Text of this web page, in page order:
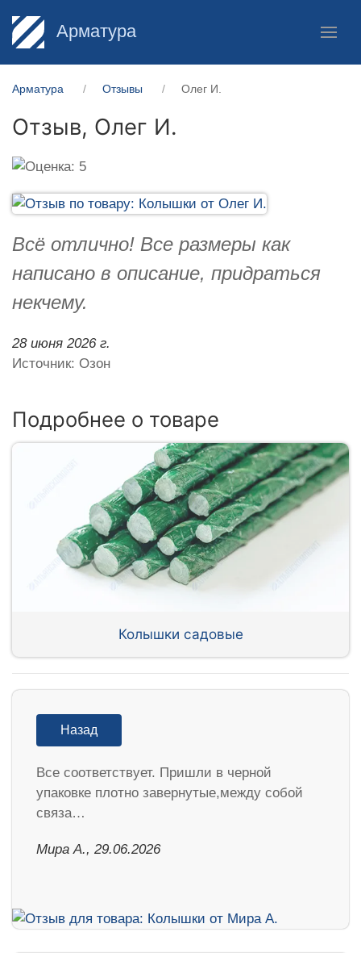
Арматура
Арматура Отзывы Олег И.
Отзыв, Олег И.
Всё отлично! Все размеры как
написано в описание, придраться
некчему.
28 июня 2026 г.
Источник: Озон
Подробнее о товаре
Колышки садовые
Назад
Все соответствует. Пришли в черной
упаковке плотно завернутые,между собой
связа…
Мира А., 29.06.2026